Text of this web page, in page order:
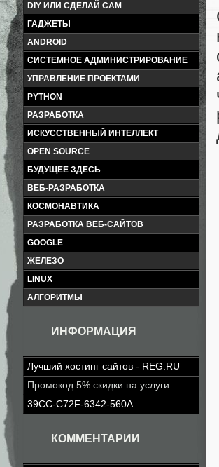
DIY ИЛИ СДЕЛАЙ САМ
ГАДЖЕТЫ
ANDROID
СИСТЕМНОЕ АДМИНИСТРИРОВАНИЕ
УПРАВЛЕНИЕ ПРОЕКТАМИ
PYTHON
РАЗРАБОТКА
ИСКУССТВЕННЫЙ ИНТЕЛЛЕКТ
OPEN SOURCE
БУДУЩЕЕ ЗДЕСЬ
ВЕБ-РАЗРАБОТКА
КОСМОНАВТИКА
РАЗРАБОТКА ВЕБ-САЙТОВ
GOOGLE
ЖЕЛЕЗО
LINUX
АЛГОРИТМЫ
ИНФОРМАЦИЯ
Лучший хостинг сайтов - REG.RU
Промокод 5% скидки на услуги
39CC-C72F-6342-560A
КОММЕНТАРИИ